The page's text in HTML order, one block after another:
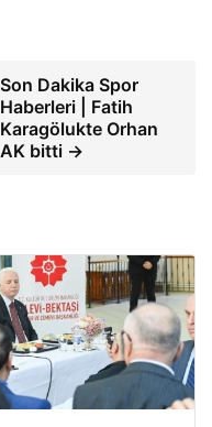
Son Dakika Spor
Haberleri | Fatih
Karagölukte Orhan
AK bitti →